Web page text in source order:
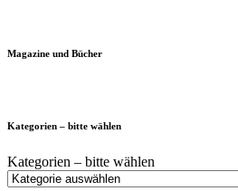
Magazine und Bücher
Kategorien – bitte wählen
Kategorien – bitte wählen